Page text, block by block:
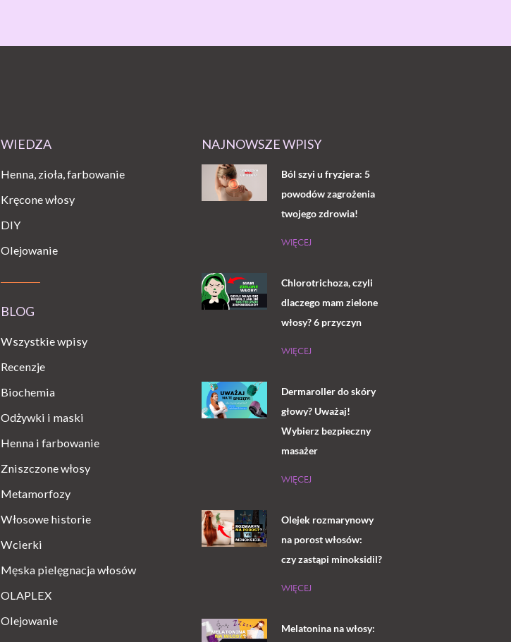
WIEDZA
Henna, zioła, farbowanie
Kręcone włosy
DIY
Olejowanie
BLOG
Wszystkie wpisy
Recenzje
Biochemia
Odżywki i maski
Henna i farbowanie
Zniszczone włosy
Metamorfozy
Włosowe historie
Wcierki
Męska pielęgnacja włosów
OLAPLEX
Olejowanie
NAJNOWSZE WPISY
Ból szyi u fryzjera: 5
powodów zagrożenia
twojego zdrowia!
WIĘCEJ
Chlorotrichoza, czyli
dlaczego mam zielone
włosy? 6 przyczyn
WIĘCEJ
Dermaroller do skóry
głowy? Uważaj!
Wybierz bezpieczny
masażer
WIĘCEJ
Olejek rozmarynowy
na porost włosów:
czy zastąpi minoksidil?
WIĘCEJ
Melatonina na włosy: